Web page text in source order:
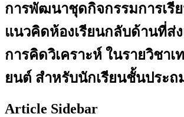
การพัฒนาชุดกิจกรรมการเรี
แนวคิดห้องเรียนกลับด้านที่ส่
การคิดวิเคราะห์ ในรายวิชา
ยนต์ สำหรับนักเรียนชั้นประถ
Article Sidebar